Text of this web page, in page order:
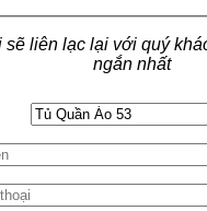
sẽ liên lạc lại với quý
ngắn nhất